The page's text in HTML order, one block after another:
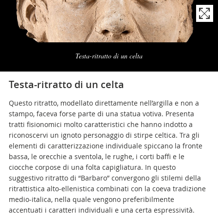
Testa-ritratto di un celta
Naviga
Testa-ritratto di un celta
Questo ritratto, modellato direttamente nell’argilla e non a
stampo, faceva forse parte di una statua votiva. Presenta
tratti fisionomici molto caratteristici che hanno indotto a
riconoscervi un ignoto personaggio di stirpe celtica. Tra gli
elementi di caratterizzazione individuale spiccano la fronte
bassa, le orecchie a sventola, le rughe, i corti baffi e le
ciocche corpose di una folta capigliatura. In questo
suggestivo ritratto di “Barbaro” convergono gli stilemi della
ritrattistica alto-ellenistica combinati con la coeva tradizione
medio-italica, nella quale vengono preferibilmente
accentuati i caratteri individuali e una certa espressività.